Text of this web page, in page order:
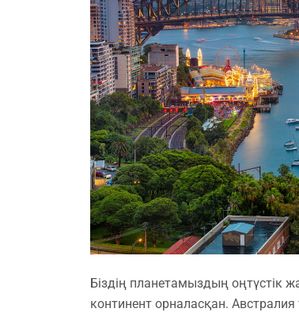
Біздің планетамыздың оңтүстік
континент орналасқан.